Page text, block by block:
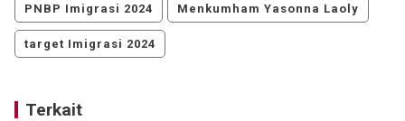
PNBP Imigrasi 2024 Menkumham Yasonna Laoly
target Imigrasi 2024
Terkait